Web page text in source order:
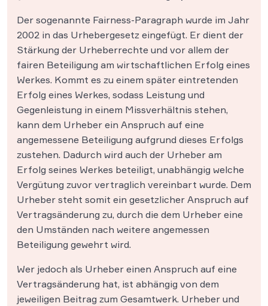
Der sogenannte Fairness-Paragraph wurde im Jahr
2002 in das Urhebergesetz eingefügt. Er dient der
Stärkung der Urheberrechte und vor allem der
fairen Beteiligung am wirtschaftlichen Erfolg eines
Werkes. Kommt es zu einem später eintretenden
Erfolg eines Werkes, sodass Leistung und
Gegenleistung in einem Missverhältnis stehen,
kann dem Urheber ein Anspruch auf eine
angemessene Beteiligung aufgrund dieses Erfolgs
zustehen. Dadurch wird auch der Urheber am
Erfolg seines Werkes beteiligt, unabhängig welche
Vergütung zuvor vertraglich vereinbart wurde. Dem
Urheber steht somit ein gesetzlicher Anspruch auf
Vertragsänderung zu, durch die dem Urheber eine
den Umständen nach weitere angemessen
Beteiligung gewehrt wird.
Wer jedoch als Urheber einen Anspruch auf eine
Vertragsänderung hat, ist abhängig von dem
jeweiligen Beitrag zum Gesamtwerk. Urheber und